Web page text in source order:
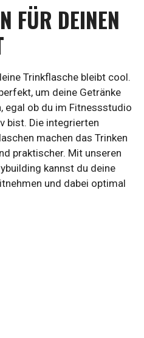
FÜR DEINEN
Trinkflasche bleibt cool.
um deine Getränke
egal ob du im Fitnessstudio
bist. Die integrierten
machen das Trinken
praktischer. Mit unseren
kannst du deine
und dabei optimal